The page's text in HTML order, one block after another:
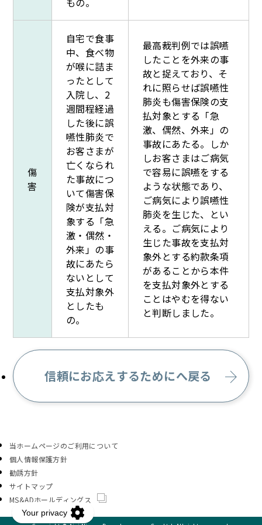
傷
害
自宅で食事
中、食べ物
が喉に詰ま
ったとして
入院し、2
週間程経過
した後に誤
嚥性肺炎で
お客さまが
亡くなられ
た事故につ
いて傷害保
険が支払対
象する「急
激・偶然・
外来」の事
故にあたら
ないとして
支払対象外
としたも
の。
最高裁判例では誤嚥
したことを外来の事
故と捉えており、そ
れに照らせば誤嚥性
肺炎も傷害保険の支
払対象とする「急
激、偶然、外来」の
事故にあたる。しか
しお客さまはご病気
で容易に誤嚥をする
ような状態であり、
ご病気により誤嚥性
肺炎を生じた、とい
える。ご病気により
生じた事故を支払対
象外とする約款条項
があることから本件
を支払対象外とする
ことはやむを得ない
と判断しました。
信頼にお応えするためにへ戻る
当ホームページのご利用について
個人情報保護方針
勧誘方針
サイトマップ
MS&ADホールディングス